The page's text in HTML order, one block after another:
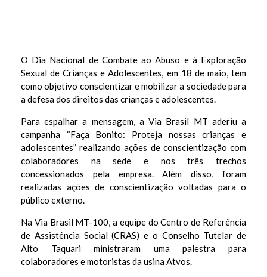
V
i
a
B
r
a
s
i
l
M
T
O Dia Nacional de Combate ao Abuso e à Exploração
Sexual de Crianças e Adolescentes, em 18 de maio, tem
como objetivo conscientizar e mobilizar a sociedade para
a defesa dos direitos das crianças e adolescentes.
Para espalhar a mensagem, a Via Brasil MT aderiu a
campanha “Faça Bonito: Proteja nossas crianças e
adolescentes” realizando ações de conscientização com
colaboradores na sede e nos três trechos
concessionados pela empresa. Além disso, foram
realizadas ações de conscientização voltadas para o
público externo.
Na Via Brasil MT-100, a equipe do Centro de Referência
de Assistência Social (CRAS) e o Conselho Tutelar de
Alto Taquari ministraram uma palestra para
colaboradores e motoristas da usina Atvos.